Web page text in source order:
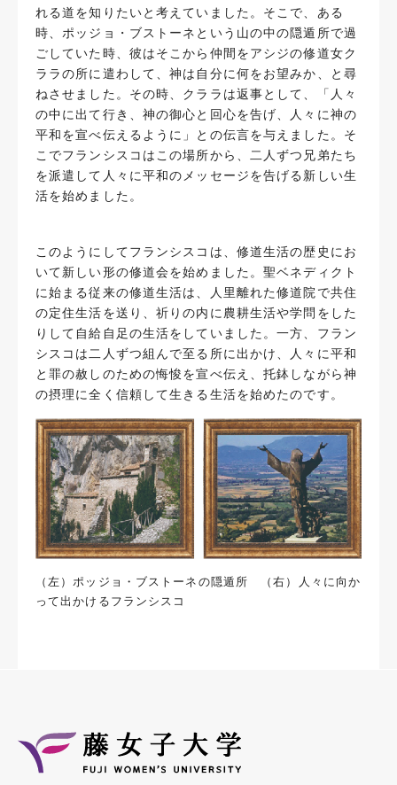
れる道を知りたいと考えていました。そこで、ある
時、ポッジョ・ブストーネという山の中の隠遁所で過
ごしていた時、彼はそこから仲間をアシジの修道女ク
ララの所に遣わして、神は自分に何をお望みか、と尋
ねさせました。その時、クララは返事として、「人々
の中に出て行き、神の御心と回心を告げ、人々に神の
平和を宣べ伝えるように」との伝言を与えました。そ
こでフランシスコはこの場所から、二人ずつ兄弟たち
を派遣して人々に平和のメッセージを告げる新しい生
活を始めました。
このようにしてフランシスコは、修道生活の歴史にお
いて新しい形の修道会を始めました。聖ベネディクト
に始まる従来の修道生活は、人里離れた修道院で共住
の定住生活を送り、祈りの内に農耕生活や学問をした
りして自給自足の生活をしていました。一方、フラン
シスコは二人ずつ組んで至る所に出かけ、人々に平和
と罪の赦しのための悔悛を宣べ伝え、托鉢しながら神
の摂理に全く信頼して生きる生活を始めたのです。
（左）ポッジョ・ブストーネの隠遁所 （右）人々に向か
って出かけるフランシスコ